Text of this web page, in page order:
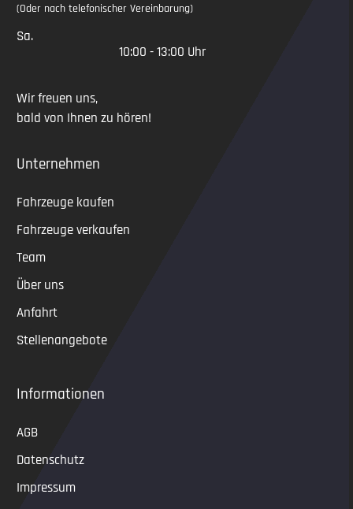
(Oder nach telefonischer Vereinbarung)
Sa.
10:00 - 13:00 Uhr
Wir freuen uns,
bald von Ihnen zu hören!
Unternehmen
Fahrzeuge kaufen
Fahrzeuge verkaufen
Team
Über uns
Anfahrt
Stellenangebote
Informationen
AGB
Datenschutz
Impressum